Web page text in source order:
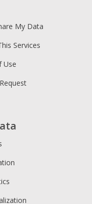
My Data
Services
Use